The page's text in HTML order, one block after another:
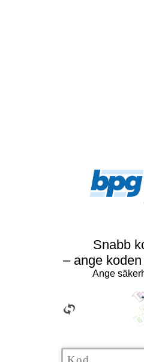
Snabb
– ange
Ange